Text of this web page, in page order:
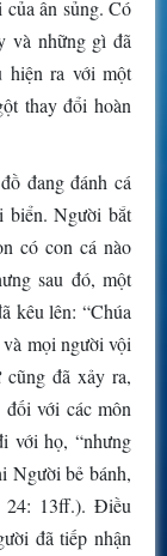
ân sủng. Có
và những gì đã
hiện ra với một
thay đổi hoàn
đang đánh cá
biển. Người bắt
có con cá nào
sau đó, một
kêu lên: “Chúa
mọi người vội
đã xảy ra,
đối với các môn
với họ, “nhưng
Người bẻ bánh,
24: 13ff.). Điều
đã tiếp nhận